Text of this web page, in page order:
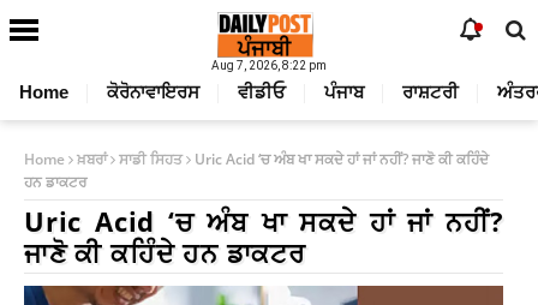
Aug 7, 2026, 8:22 pm
Home ਕੋਰੋਨਾਵਾਇਰਸ ਵੀਡੀਓ ਪੰਜਾਬ ਰਾਸ਼ਟਰੀ
Home ਖ਼ਬਰਾਂ ਸਾਡੀ ਸਿਹਤ
Uric Acid ‘ਚ ਅੰਬ ਖਾ ਸਕਦੇ ਹਾਂ ਜਾਂ ਨਹੀਂ? ਜਾਣੋ ਕੀ ਕਹਿੰਦੇ
ਹਨ ਡਾਕਟਰ
Uric Acid ‘ਚ ਅੰਬ ਖਾ ਸਕਦੇ ਹਾਂ ਜਾਂ ਨਹੀਂ?
ਜਾਣੋ ਕੀ ਕਹਿੰਦੇ ਹਨ ਡਾਕਟਰ